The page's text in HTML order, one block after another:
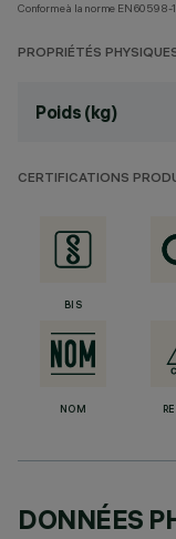
Conforme à la norme EN60598-
PROPRIÉTÉS
Poids (kg)
CERTIFICATIONS
BIS
NOM
DONNÉES